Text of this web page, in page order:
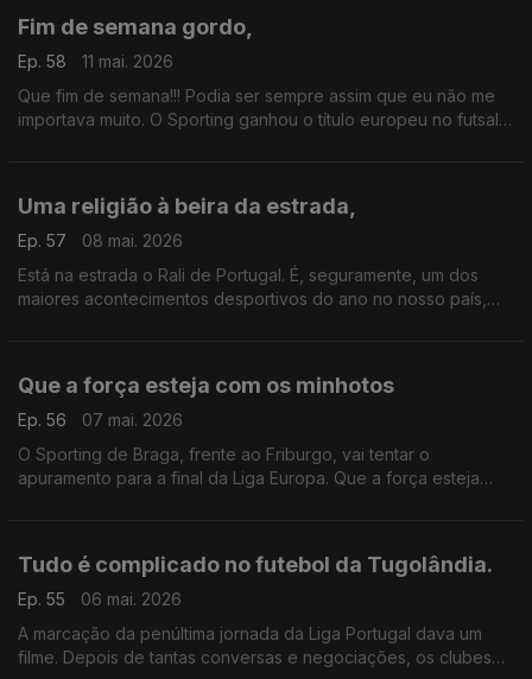
Fim de semana gordo,
Ep. 58
11 mai. 2026
Que fim de semana!!! Podia ser sempre assim que eu não me
importava muito. O Sporting ganhou o título europeu no futsal.
Uma religião à beira da estrada,
Ep. 57
08 mai. 2026
Está na estrada o Rali de Portugal. É, seguramente, um dos
maiores acontecimentos desportivos do ano no nosso país,
Que a força esteja com os minhotos
Ep. 56
07 mai. 2026
O Sporting de Braga, frente ao Friburgo, vai tentar o
apuramento para a final da Liga Europa. Que a força esteja
Tudo é complicado no futebol da Tugolândia.
Ep. 55
06 mai. 2026
A marcação da penúltima jornada da Liga Portugal dava um
filme. Depois de tantas conversas e negociações, os clubes